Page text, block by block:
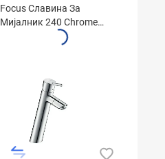
Focus Славина За
Мијалник 240 Chrome